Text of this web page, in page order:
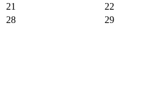
21 22
28 29